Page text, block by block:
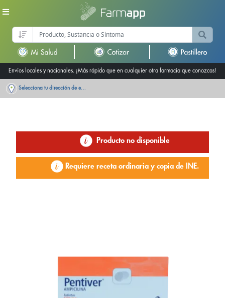
Envíos locales y nacionales. ¡Más rápido que en cualquier otra farmacia que conozcas!
Selecciona tu dirección de entrega
Producto no disponible
Requiere receta ordinaria y copia de INE.